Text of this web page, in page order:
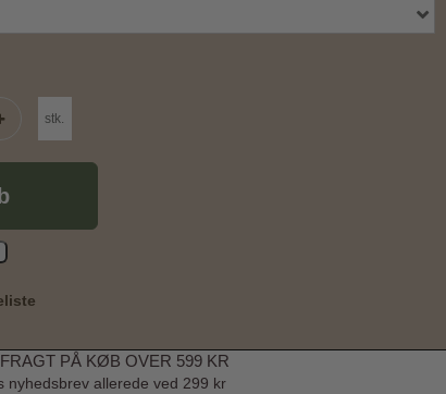
stk.
PÅ KØB OVER 599 KR
nyhedsbrev allerede ved 299 kr